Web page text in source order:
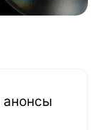
анонсы